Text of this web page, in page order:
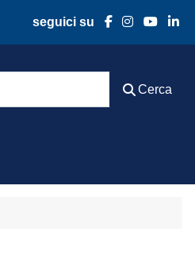
seguici su
Cerca